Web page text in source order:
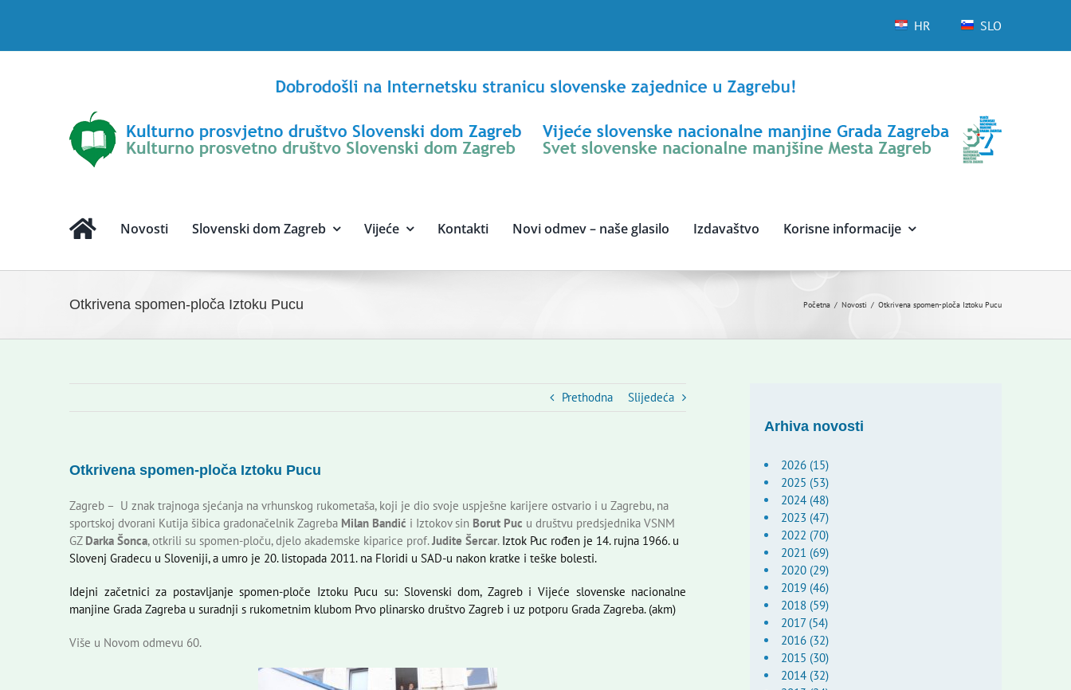
HR SLO
Novosti Slovenski dom Zagreb Vijeće Kontakti Novi odmev – naše glasilo Izdavaštvo Korisne informacije
Otkrivena spomen-ploča Iztoku Pucu Početna Novosti Otkrivena spomen-ploča Iztoku Pucu
Prethodna Slijedeća
Otkrivena spomen-ploča Iztoku Pucu
Zagreb – U znak trajnoga sjećanja na vrhunskog rukometaša, koji je dio svoje uspješne karijere ostvario i u Zagrebu, na
sportskoj dvorani Kutija šibica gradonačelnik Zagreba Milan Bandić i Iztokov sin Borut Puc u društvu predsjednika VSNM
GZ Darka Šonca, otkrili su spomen-ploču, djelo akademske kiparice prof.Judite Šercar. Iztok Puc rođen je 14. rujna 1966. u
Slovenj Gradecu u Sloveniji, a umro je 20. listopada 2011. na Floridi u SAD-u nakon kratke i teške bolesti.
Idejni začetnici za postavljanje spomen-ploče Iztoku Pucu su: Slovenski dom, Zagreb i Vijeće slovenske nacionalne
manjine Grada Zagreba u suradnji s rukometnim klubom Prvo plinarsko društvo Zagreb i uz potporu Grada Zagreba. (akm)
Više u Novom odmevu 60.
Arhiva novosti
2026 (15)
2025 (53)
2024 (48)
2023 (47)
2022 (70)
2021 (69)
2020 (29)
2019 (46)
2018 (59)
2017 (54)
2016 (32)
2015 (30)
2014 (32)